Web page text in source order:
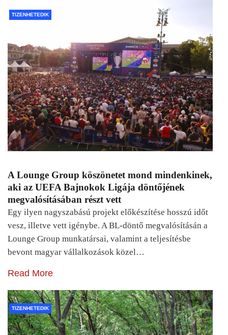
TIZENHETEDIK
A Lounge Group köszönetet mond mindenkinek,
aki az UEFA Bajnokok Ligája döntőjének
megvalósításában részt vett
Egy ilyen nagyszabású projekt előkészítése hosszú időt
vesz, illetve vett igénybe. A BL-döntő megvalósításán a
Lounge Group munkatársai, valamint a teljesítésbe
bevont magyar vállalkozások közel…
Read More
TIZENHETEDIK